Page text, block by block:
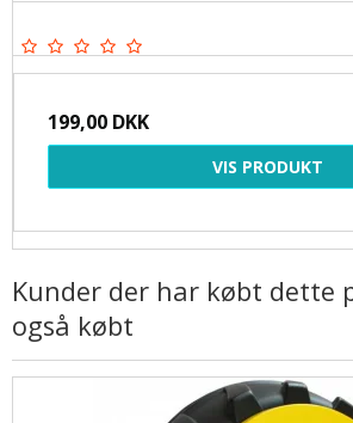
199,00 DKK
VIS PRODUKT
Kunder der har købt dette
også købt